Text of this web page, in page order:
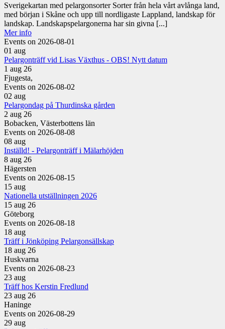
Sverigekartan med pelargonsorter Sorter från hela vårt avlånga land,
med början i Skåne och upp till nordligaste Lappland, landskap för
landskap. Landskapspelargonerna har sin givna [...]
Mer info
Events on 2026-08-01
01 aug
Pelargonträff vid Lisas Växthus - OBS! Nytt datum
1 aug 26
Fjugesta,
Events on 2026-08-02
02 aug
Pelargondag på Thurdinska gården
2 aug 26
Bobacken, Västerbottens län
Events on 2026-08-08
08 aug
Inställd! - Pelargonträff i Mälarhöjden
8 aug 26
Hägersten
Events on 2026-08-15
15 aug
Nationella utställningen 2026
15 aug 26
Göteborg
Events on 2026-08-18
18 aug
Träff i Jönköping Pelargonsällskap
18 aug 26
Huskvarna
Events on 2026-08-23
23 aug
Träff hos Kerstin Fredlund
23 aug 26
Haninge
Events on 2026-08-29
29 aug